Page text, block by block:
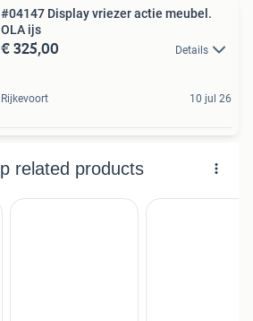
#04147 Display vriezer actie meubel.
OLA ijs
€ 325,00 Details
Rijkevoort 10 jul 26